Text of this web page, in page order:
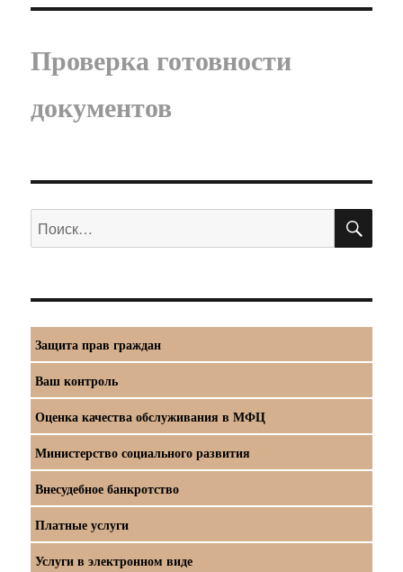
Проверка готовности
документов
Искать:
Защита прав граждан
Ваш контроль
Оценка качества обслуживания в МФЦ
Министерство социального развития
Внесудебное банкротство
Платные услуги
Услуги в электронном виде